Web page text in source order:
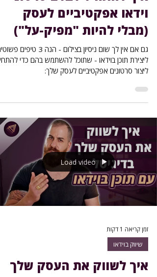
וידאו אפקטיביים לעסק
(מבלי להיות "מפיק-על")
גם אם אין לך שום ניסיון בצילום - הנה 3 טיפים
ליצירת תוכן בוידאו - שתוכל להשתמש בהם כדי
ליצור סרטונים אפקטיביים לעסק שלך:
Load video
זמן קריאה 1 דקות
שיווק בוידאו
איך לשווק את העסק שלך